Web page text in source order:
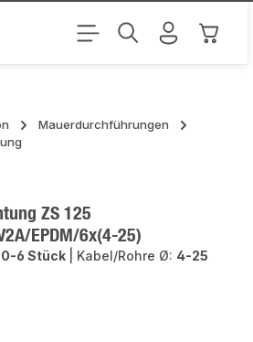
Mauerdurchführungen
ZS 125
EPDM/6x(4-25)
0-6 Stück Kabel/Rohre Ø: 4-25